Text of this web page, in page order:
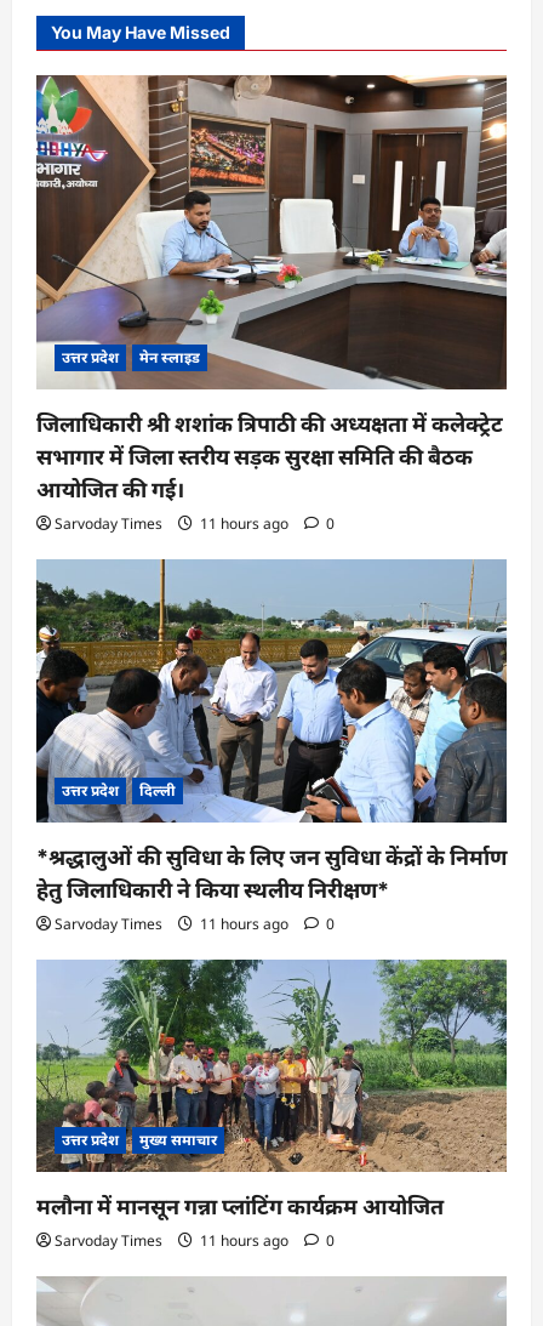
You May Have Missed
उत्तर प्रदेश मेन स्लाइड
जिलाधिकारी श्री शशांक त्रिपाठी की अध्यक्षता में कलेक्ट्रेट
सभागार में जिला स्तरीय सड़क सुरक्षा समिति की बैठक
आयोजित की गई।
Sarvoday Times 11 hours ago 0
उत्तर प्रदेश दिल्ली
*श्रद्धालुओं की सुविधा के लिए जन सुविधा केंद्रों के निर्माण
हेतु जिलाधिकारी ने किया स्थलीय निरीक्षण*
Sarvoday Times 11 hours ago 0
उत्तर प्रदेश मुख्य समाचार
मलौना में मानसून गन्ना प्लांटिंग कार्यक्रम आयोजित
Sarvoday Times 11 hours ago 0